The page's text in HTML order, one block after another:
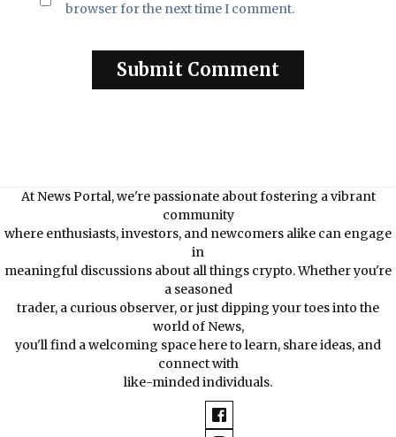
browser for the next time I comment.
At News Portal, we're passionate about fostering a vibrant
community
where enthusiasts, investors, and newcomers alike can engage
in
meaningful discussions about all things crypto. Whether you're
a seasoned
trader, a curious observer, or just dipping your toes into the
world of News,
you'll find a welcoming space here to learn, share ideas, and
connect with
like-minded individuals.